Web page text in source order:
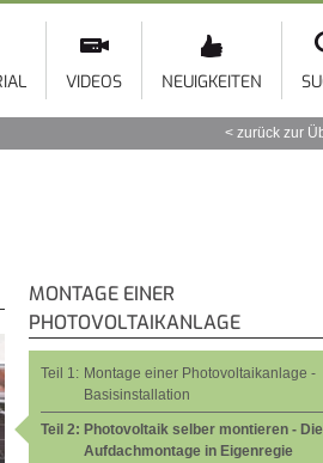
VIDEOS NEUIGKEITEN
zurück zur
MONTAGE EINER
PHOTOVOLTAIKANLAGE
Teil 1: Montage einer Photovoltaikanlage -
Basisinstallation
Teil 2: Photovoltaik selber montieren - Die
Aufdachmontage in Eigenregie